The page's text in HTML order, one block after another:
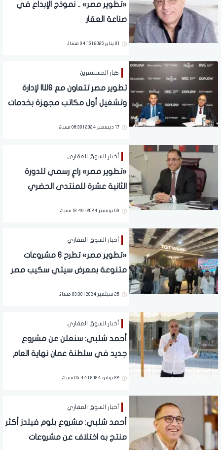
«تطوير مصر» .. نموذج الإبداع في
صناعة العقار
01 يناير 2025 | 04:15 مساءً
كبار المستثمرين
تطوير مصر تتعاون مع IWG لإدارة
وتشغيل أول مكاتب مجهزة بخدمات
في "بلومفيلدز" تحت علامة Regus
17 ديسمبر 2024 | 06:30 مساءً
أخبار السوق العقاري
«تطوير مصر» راعٍ رسمي للدورة
الثانية عشرة للمنتدى الحضري
06 نوفمبر 2024 | 12:49 مساءً
أخبار السوق العقاري
«تطوير مصر» تطرح 6 مشروعات
متنوعة بمعرض سيتي سكيب مصر
25 سبتمبر 2024 | 03:30 مساءً
أخبار السوق العقاري
أحمد شلبي: سنعلن عن مشروع
جديد في سلطنة عمان نهاية العام
22 يوليو 2024 | 05:44 مساءً
أخبار السوق العقاري
أحمد شلبي: مشروع بلوم فيلدز أكثر
منتج به اختلاف عن مشروعات